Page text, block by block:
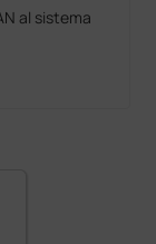
al sistema